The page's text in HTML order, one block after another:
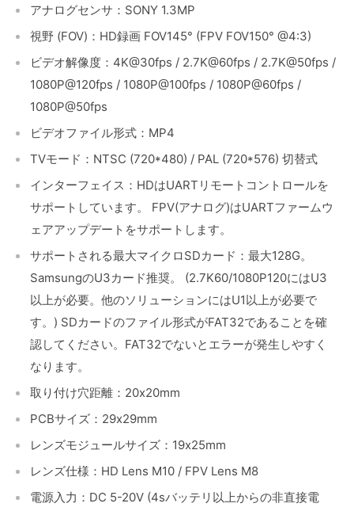
アナログセンサ：SONY 1.3MP
視野 (FOV)：HD録画 FOV145° (FPV FOV150° @4:3)
ビデオ解像度：4K@30fps / 2.7K@60fps / 2.7K@50fps /
1080P@120fps / 1080P@100fps / 1080P@60fps /
1080P@50fps
ビデオファイル形式：MP4
TVモード：NTSC (720*480) / PAL (720*576) 切替式
インターフェイス：HDはUARTリモートコントロールを
サポートしています。 FPV(アナログ)はUARTファームウ
ェアアップデートをサポートします。
サポートされる最大マイクロSDカード：最大128G。
SamsungのU3カード推奨。 (2.7K60/1080P120にはU3
以上が必要。他のソリューションにはU1以上が必要で
す。) SDカードのファイル形式がFAT32であることを確
認してください。FAT32でないとエラーが発生しやすく
なります。
取り付け穴距離：20x20mm
PCBサイズ：29x29mm
レンズモジュールサイズ：19x25mm
レンズ仕様：HD Lens M10 / FPV Lens M8
電源入力：DC 5-20V (4sバッテリ以上からの非直接電